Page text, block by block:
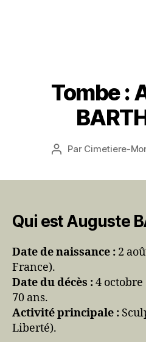
Tombe :
Auteur
Par Cimetiere-
Qui est Auguste
Date de naissance : 2
France).
Date du décès :4 octobre
70 ans.
Activité principale :
Liberté).